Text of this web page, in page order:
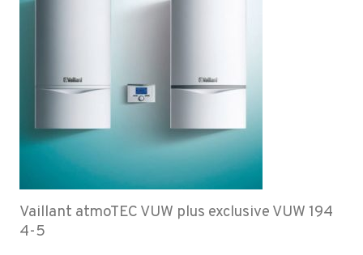
Vaillant atmoTEC VUW plus exclusive VUW 194
4-5